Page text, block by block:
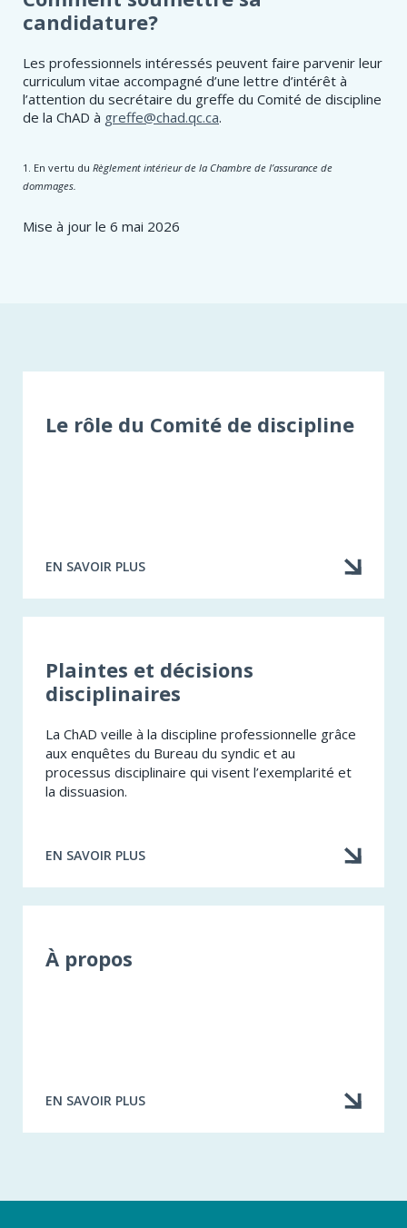
candidature?
Les professionnels intéressés peuvent faire parvenir leur
curriculum vitae accompagné d’une lettre d’intérêt à
l’attention du secrétaire du greffe du Comité de discipline
de la ChAD à greffe@chad.qc.ca.
1. En vertu du Règlement intérieur de la Chambre de l’assurance de
dommages.
Mise à jour le 6 mai 2026
Le rôle du Comité de discipline
EN SAVOIR PLUS
À
DU
COMITÉ
DE
Plaintes et décisions
disciplinaires
La ChAD veille à la discipline professionnelle grâce
aux enquêtes du Bureau du syndic et au
processus disciplinaire qui visent l’exemplarité et
la dissuasion.
EN SAVOIR PLUS
À
DÉCISIONS
DISCIPLINAIRES
À propos
EN SAVOIR PLUS
À